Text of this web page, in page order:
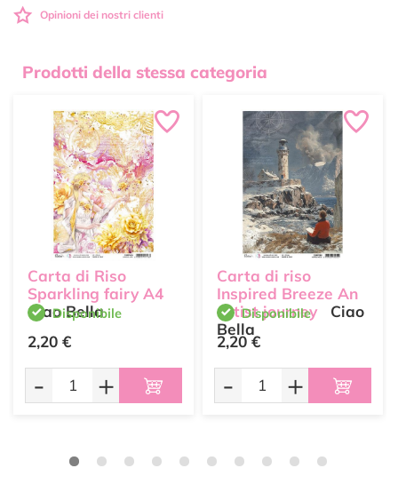
Opinioni dei nostri clienti
Prodotti della stessa categoria
Carta di Riso
Sparkling fairy A4
Ciao Bella
Disponibile
2,20 €
- +
Carta di riso
Inspired Breeze An
artist journey
Ciao
Bella
Disponibile
2,20 €
- +